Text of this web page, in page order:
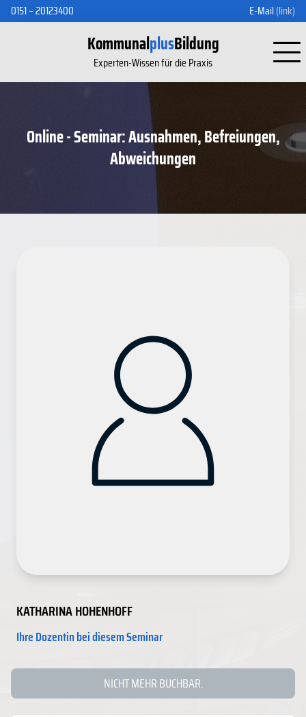
0151 – 20123400 E-Mail(link)
KommunalplusBildung
Experten-Wissen für die Praxis
Online - Seminar: Ausnahmen, Befreiungen,
Abweichungen
KATHARINA HOHENHOFF
Ihre Dozentin bei diesem Seminar
NICHT MEHR BUCHBAR.